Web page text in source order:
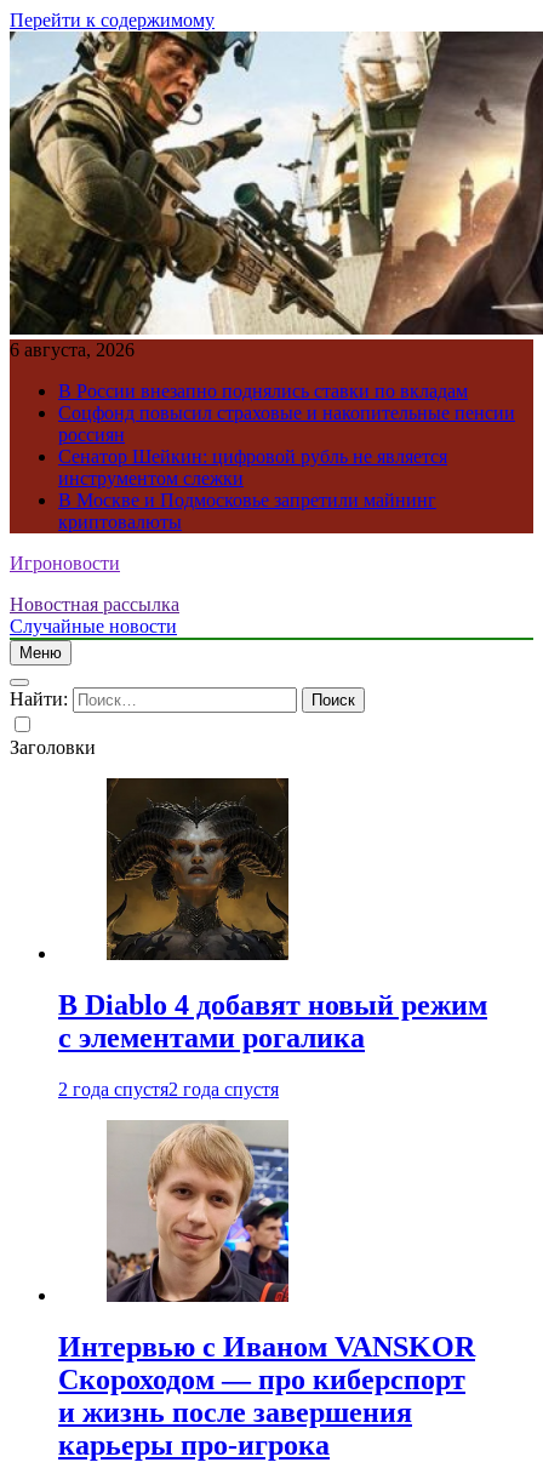
Перейти к содержимому
6 августа, 2026
В России внезапно поднялись ставки по вкладам
Соцфонд повысил страховые и накопительные пенсии
россиян
Сенатор Шейкин: цифровой рубль не является
инструментом слежки
В Москве и Подмосковье запретили майнинг
криптовалюты
Игроновости
Новостная рассылка
Случайные новости
Меню
Найти:
Заголовки
В Diablo 4 добавят новый режим
с элементами рогалика
2 года спустя2 года спустя
Интервью с Иваном VANSKOR
Скороходом — про киберспорт
и жизнь после завершения
карьеры про-игрока